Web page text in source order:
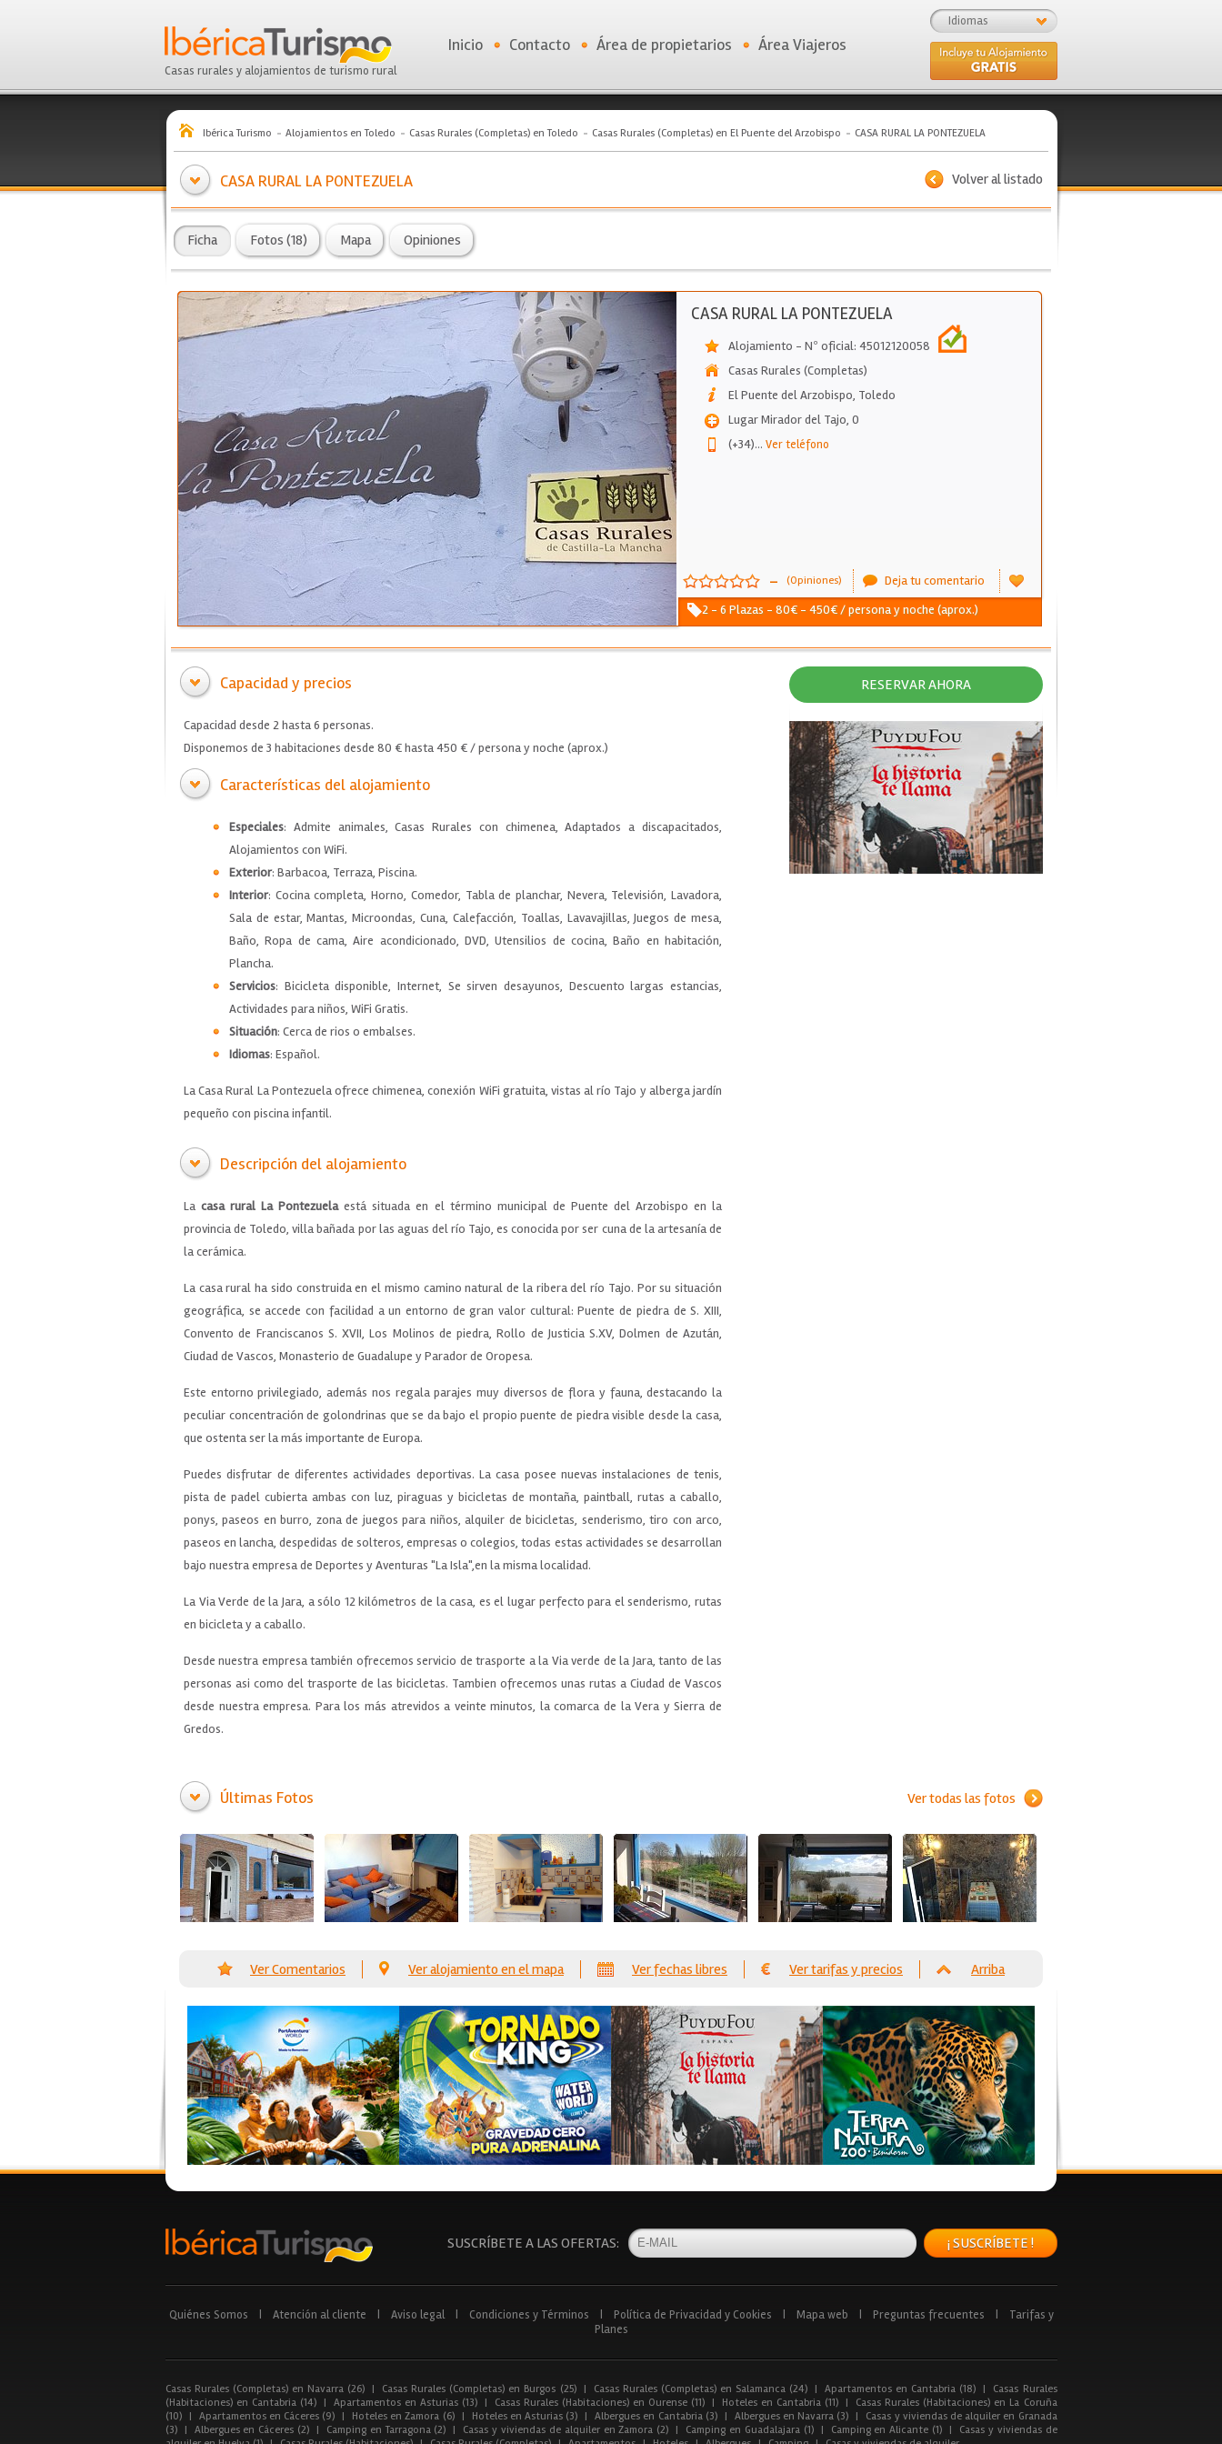
Casas rurales y alojamientos de turismo rural
Idiomas
Inicio Contacto Área de propietarios Área Viajeros
Ibérica Turismo Alojamientos en Toledo Casas Rurales (Completas) en Toledo Casas Rurales (Completas) en El Puente del Arzobispo CASA RURAL LA PONTEZUELA
Volver al listado
CASA RURAL LA PONTEZUELA
Ficha Fotos (18) Mapa Opiniones
CASA RURAL LA PONTEZUELA
Alojamiento - Nº oficial: 45012120058
Casas Rurales (Completas)
El Puente del Arzobispo, Toledo
Lugar Mirador del Tajo, 0
(+34)... Ver teléfono
- (Opiniones)
Deja tu comentario
2 - 6 Plazas - 80€ - 450€ / persona y noche (aprox.)
Capacidad y precios
Capacidad desde 2 hasta 6 personas.
Disponemos de 3 habitaciones desde 80 € hasta 450 € / persona y noche (aprox.)
Características del alojamiento
Especiales: Admite animales, Casas Rurales con chimenea, Adaptados a discapacitados,
Alojamientos con WiFi.
Exterior: Barbacoa, Terraza, Piscina.
Interior: Cocina completa, Horno, Comedor, Tabla de planchar, Nevera, Televisión, Lavadora,
Sala de estar, Mantas, Microondas, Cuna, Calefacción, Toallas, Lavavajillas, Juegos de mesa,
Baño, Ropa de cama, Aire acondicionado, DVD, Utensilios de cocina, Baño en habitación,
Plancha.
Servicios: Bicicleta disponible, Internet, Se sirven desayunos, Descuento largas estancias,
Actividades para niños, WiFi Gratis.
Situación: Cerca de rios o embalses.
Idiomas: Español.
La Casa Rural La Pontezuela ofrece chimenea, conexión WiFi gratuita, vistas al río Tajo y alberga jardín
pequeño con piscina infantil.
Descripción del alojamiento
Lacasa rural La Pontezuelaestá situada en el término municipal de Puente del Arzobispo en la
provincia de Toledo, villa bañada por las aguas del río Tajo, es conocida por ser cuna de la artesanía de
la cerámica.
La casa rural ha sido construida en el mismo camino natural de la ribera del río Tajo. Por su situación
geográfica, se accede con facilidad a un entorno de gran valor cultural: Puente de piedra de S. XIII,
Convento de Franciscanos S. XVII, Los Molinos de piedra, Rollo de Justicia S.XV, Dolmen de Azután,
Ciudad de Vascos, Monasterio de Guadalupe y Parador de Oropesa.
Este entorno privilegiado, además nos regala parajes muy diversos de flora y fauna, destacando la
peculiar concentración de golondrinas que se da bajo el propio puente de piedra visible desde la casa,
que ostenta ser la más importante de Europa.
Puedes disfrutar de diferentes actividades deportivas. La casa posee nuevas instalaciones de tenis,
pista de padel cubierta ambas con luz, piraguas y bicicletas de montaña, paintball, rutas a caballo,
ponys, paseos en burro, zona de juegos para niños, alquiler de bicicletas, senderismo, tiro con arco,
paseos en lancha, despedidas de solteros, empresas o colegios, todas estas actividades se desarrollan
bajo nuestra empresa de Deportes y Aventuras "La Isla",en la misma localidad.
La Via Verde de la Jara, a sólo 12 kilómetros de la casa, es el lugar perfecto para el senderismo, rutas
en bicicleta y a caballo.
Desde nuestra empresa también ofrecemos servicio de trasporte a la Via verde de la Jara, tanto de las
personas asi como del trasporte de las bicicletas. Tambien ofrecemos unas rutas a Ciudad de Vascos
desde nuestra empresa. Para los más atrevidos a veinte minutos, la comarca de la Vera y Sierra de
Gredos.
RESERVAR AHORA
Ver todas las fotos
Últimas Fotos
Ver Comentarios Ver alojamiento en el mapa Ver fechas libres Ver tarifas y precios Arriba
SUSCRÍBETE A LAS OFERTAS: ¡ SUSCRÍBETE !
Quiénes Somos Atención al cliente Aviso legal Condiciones y Términos Política de Privacidad y Cookies Mapa web Preguntas frecuentes
Tarifas y
Planes
Casas Rurales (Completas) en Navarra (26) | Casas Rurales (Completas) en Burgos (25) | Casas Rurales (Completas) en Salamanca (24) | Apartamentos en Cantabria (18) |
Casas Rurales
(Habitaciones) en Cantabria (14)
| Apartamentos en Asturias (13) | Casas Rurales (Habitaciones) en Ourense (11) | Hoteles en Cantabria (11) |
Casas Rurales (Habitaciones) en La Coruña
(10)
| Apartamentos en Cáceres (9) | Hoteles en Zamora (6) | Hoteles en Asturias (3) | Albergues en Cantabria (3) | Albergues en Navarra (3) |
Casas y viviendas de alquiler en Granada
(3)
| Albergues en Cáceres (2) | Camping en Tarragona (2) | Casas y viviendas de alquiler en Zamora (2) | Camping en Guadalajara (1) | Camping en Alicante (1) |
Casas y viviendas de